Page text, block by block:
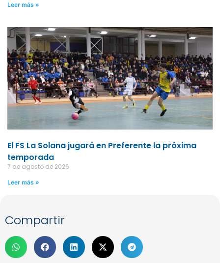
Leer más »
El FS La Solana jugará en Preferente la próxima
temporada
7 de agosto de 2026
Leer más »
Compartir